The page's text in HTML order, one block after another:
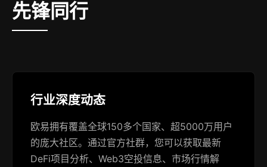
先锋同行
行业深度动态
欧易拥有覆盖全球150多个国家、超5000万用户
的庞大社区。通过官方社群，您可以获取最新
DeFi项目分析、Web3空投信息、市场行情解